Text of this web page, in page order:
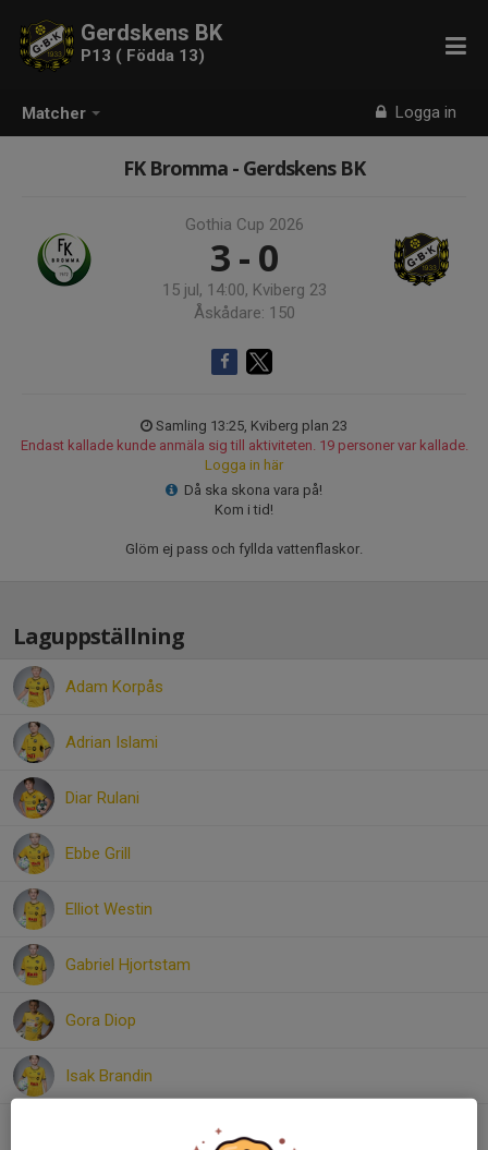
Matcher Logga in
Gerdskens BK
P13 ( Födda 13)
FK Bromma - Gerdskens BK
Gothia Cup 2026
3 - 0
15 jul, 14:00, Kviberg 23
Åskådare: 150
Samling 13:25, Kviberg plan 23
Endast kallade kunde anmäla sig till aktiviteten. 19 personer var kallade.
Logga in här
Då ska skona vara på!
Kom i tid!
Glöm ej pass och fyllda vattenflaskor.
Laguppställning
Adam Korpås
Adrian Islami
Diar Rulani
Ebbe Grill
Elliot Westin
Gabriel Hjortstam
Gora Diop
Isak Brandin